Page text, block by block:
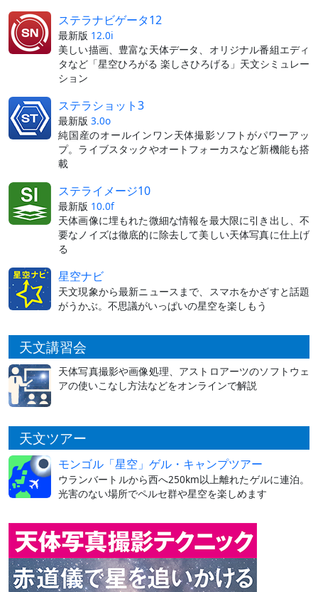
ステラナビゲータ12
最新版 12.0i
美しい描画、豊富な天体データ、オリジナル番組エディ
タなど「星空ひろがる 楽しさひろげる」天文シミュレー
ション
ステラショット3
最新版 3.0o
純国産のオールインワン天体撮影ソフトがパワーアッ
プ。ライブスタックやオートフォーカスなど新機能も搭
載
ステライメージ10
最新版 10.0f
天体画像に埋もれた微細な情報を最大限に引き出し、不
要なノイズは徹底的に除去して美しい天体写真に仕上げ
る
星空ナビ
天文現象から最新ニュースまで、スマホをかざすと話題
がうかぶ。不思議がいっぱいの星空を楽しもう
天文講習会
天体写真撮影や画像処理、アストロアーツのソフトウェ
アの使いこなし方法などをオンラインで解説
天文ツアー
モンゴル「星空」ゲル・キャンプツアー
ウランバートルから西へ250km以上離れたゲルに連泊。
光害のない場所でペルセ群や星空を楽しめます